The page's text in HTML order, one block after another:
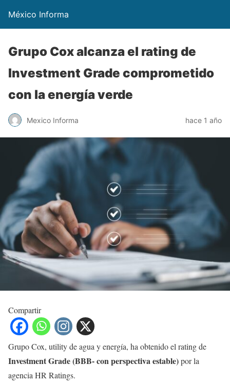
México Informa
Grupo Cox alcanza el rating de
Investment Grade comprometido
con la energía verde
Mexico Informa hace 1 año
Compartir
Grupo Cox, utility de agua y energía, ha obtenido el rating de
Investment Grade(BBB- con perspectiva estable)por la
agencia HR Ratings.